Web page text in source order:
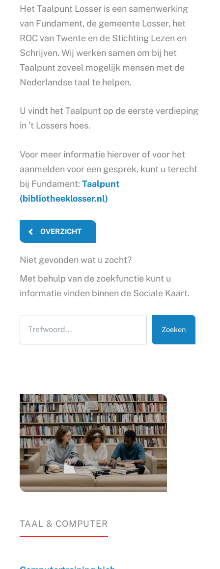
Het Taalpunt Losser is een samenwerking
van Fundament, de gemeente Losser, het
ROC van Twente en de Stichting Lezen en
Schrijven. Wij werken samen om bij het
Taalpunt zoveel mogelijk mensen met de
Nederlandse taal te helpen.
U vindt het Taalpunt op de eerste verdieping
in ’t Lossers hoes.
Voor meer informatie hierover of voor het
aanmelden voor een gesprek, kunt u terecht
bij Fundament: Taalpunt
(bibliotheeklosser.nl)
OVERZICHT
Niet gevonden wat u zocht?
Met behulp van de zoekfunctie kunt u
informatie vinden binnen de Sociale Kaart.
TAAL & COMPUTER